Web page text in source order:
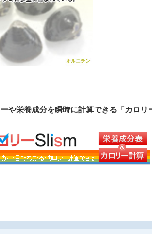
や栄養成分を瞬時に計算できる「カロ